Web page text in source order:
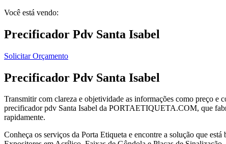
Você está vendo:
Precificador Pdv Santa Isabel
Solicitar Orçamento
Precificador Pdv Santa Isabel
Transmitir com clareza e objetividade as informações como preço e
precificador pdv Santa Isabel da PORTAETIQUETA.COM, que
rapidamente.
Conheça os serviços da Porta Etiqueta e encontre a solução que